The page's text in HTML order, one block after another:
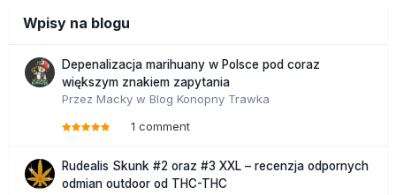
Wpisy na blogu
Depenalizacja marihuany w Polsce pod coraz
większym znakiem zapytania
Przez Macky w Blog Konopny Trawka
1 comment
Rudealis Skunk #2 oraz #3 XXL – recenzja odpornych
odmian outdoor od THC-THC